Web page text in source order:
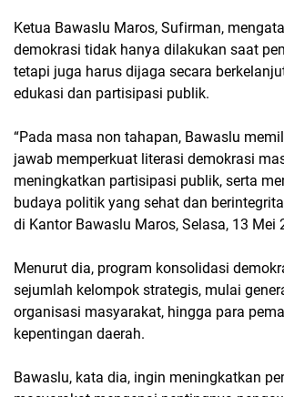
Ketua Bawaslu Maros, Sufirman,
demokrasi tidak hanya dilakukan saat
tetapi juga harus dijaga secara
edukasi dan partisipasi publik.
“Pada masa non tahapan, Bawaslu
jawab memperkuat literasi demokrasi
meningkatkan partisipasi publik, serta
budaya politik yang sehat dan
di Kantor Bawaslu Maros, Selasa, 13 Mei
Menurut dia, program konsolidasi
sejumlah kelompok strategis, mulai
organisasi masyarakat, hingga para
kepentingan daerah.
Bawaslu, kata dia, ingin meningkatkan